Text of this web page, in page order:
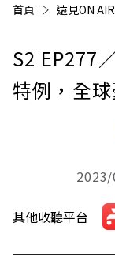
首頁 遠見ON AIR
S2 EP277
特例，全
其他收聽平台